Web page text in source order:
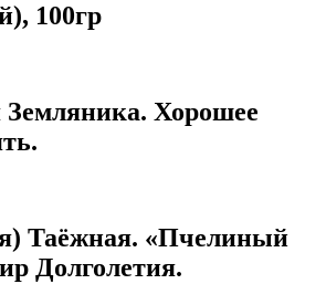
100гр
Хорошее
Таёжная. «Пчелиный
Долголетия.